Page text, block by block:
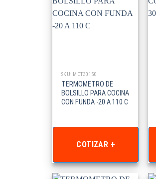
SKU: MCT30150
TERMOMETRO DE
BOLSILLO PARA COCINA
CON FUNDA -20 A 110 C
COTIZAR +